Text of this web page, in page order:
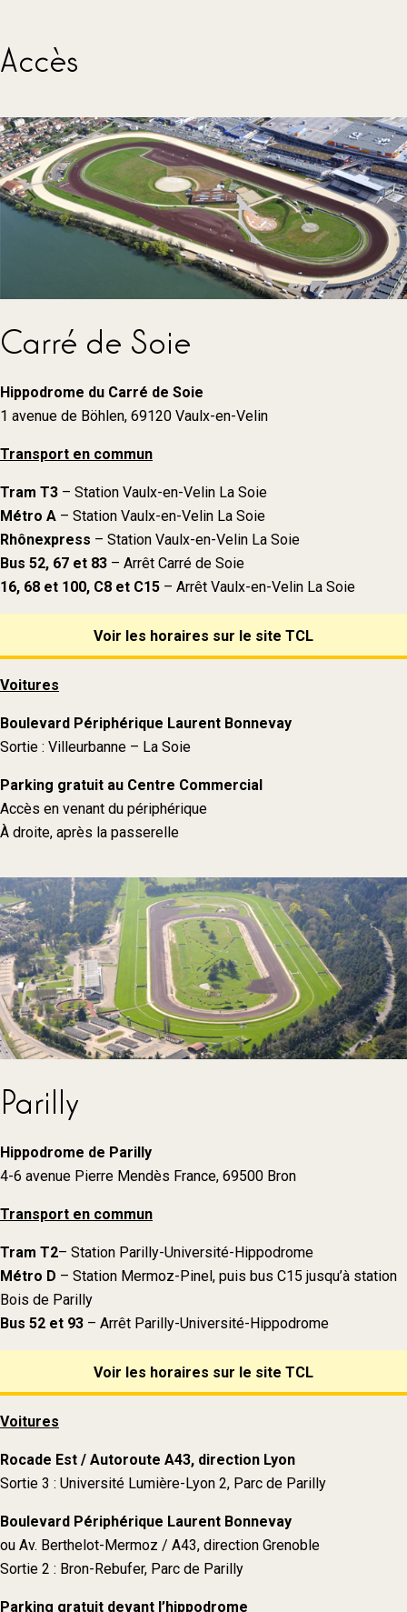
Accès
Carré de Soie
Hippodrome du Carré de Soie
1 avenue de Böhlen, 69120 Vaulx-en-Velin
Transport en commun
Tram T3 – Station Vaulx-en-Velin La Soie
Métro A – Station Vaulx-en-Velin La Soie
Rhônexpress – Station Vaulx-en-Velin La Soie
Bus 52, 67 et 83 – Arrêt Carré de Soie
16, 68 et 100, C8 et C15 – Arrêt Vaulx-en-Velin La Soie
Voir les horaires sur le site TCL
Voitures
Boulevard Périphérique Laurent Bonnevay
Sortie : Villeurbanne – La Soie
Parking gratuit au Centre Commercial
Accès en venant du périphérique
À droite, après la passerelle
Parilly
Hippodrome de Parilly
4-6 avenue Pierre Mendès France, 69500 Bron
Transport en commun
Tram T2– Station Parilly-Université-Hippodrome
Métro D – Station Mermoz-Pinel, puis bus C15 jusqu’à station
Bois de Parilly
Bus 52 et 93 – Arrêt Parilly-Université-Hippodrome
Voir les horaires sur le site TCL
Voitures
Rocade Est / Autoroute A43, direction Lyon
Sortie 3 : Université Lumière-Lyon 2, Parc de Parilly
Boulevard Périphérique Laurent Bonnevay
ou Av. Berthelot-Mermoz / A43, direction Grenoble
Sortie 2 : Bron-Rebufer, Parc de Parilly
Parking gratuit devant l’hippodrome